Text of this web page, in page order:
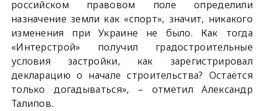
российском правовом поле определили
назначение земли как «спорт», значит, никакого
изменения при Украине не было. Как тогда
«Интерстрой» получил градостроительные
условия застройки, как зарегистрировал
декларацию о начале строительства? Остаётся
только догадываться», – отметил Александр
Талипов.